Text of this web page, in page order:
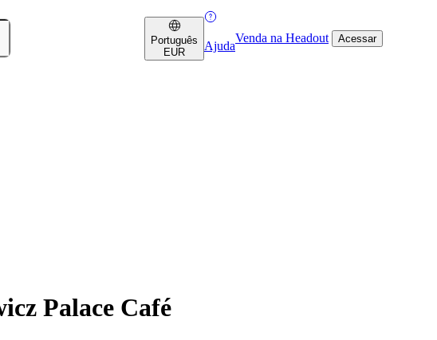
Português
EUR
Ajuda
Venda na Headout Acessar
Palace Café